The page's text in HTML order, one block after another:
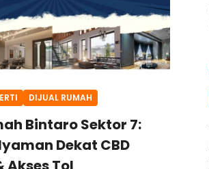
DIJUAL RUMAH
Bintaro Sektor 7:
Dekat CBD